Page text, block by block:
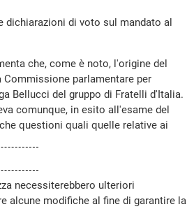
di voto sul mandato al
che, come è noto, l'origine del
parlamentare per
Bellucci del gruppo di Fratelli d'Italia.
comunque, in esito all'esame del
questioni quali quelle relative ai
necessiterebbero ulteriori
alcune modifiche al fine di garantire la